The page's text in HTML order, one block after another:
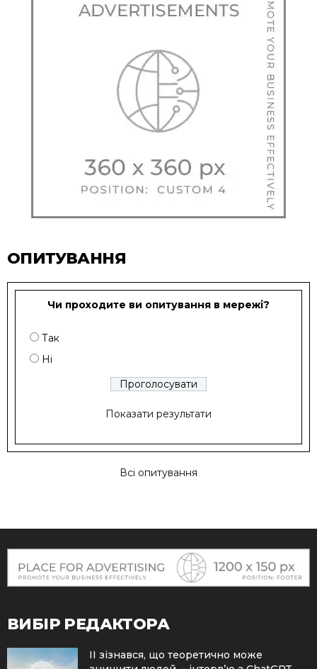
ОПИТУВАННЯ
Чи проходите ви опитування в мережі?
Так
Ні
Показати результати
Всі опитування
ВИБІР РЕДАКТОРА
ІІ зізнався, що теоретично може